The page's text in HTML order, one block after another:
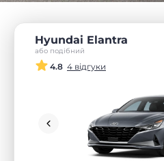
Hyundai Elantra
або подібний
4.8 4 відгуки